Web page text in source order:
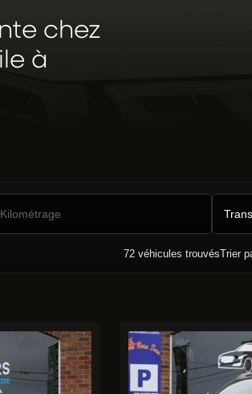
chez
à
72véhicules trouvésTrier